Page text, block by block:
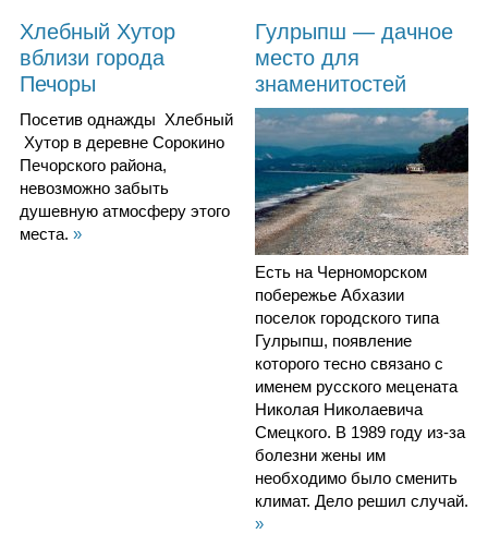
Хлебный Хутор
вблизи города
Печоры
Посетив однажды Хлебный
Хутор в деревне Сорокино
Печорского района,
невозможно забыть
душевную атмосферу этого
места. »
Гулрыпш — дачное
место для
знаменитостей
Есть на Черноморском
побережье Абхазии
поселок городского типа
Гулрыпш, появление
которого тесно связано с
именем русского мецената
Николая Николаевича
Смецкого. В 1989 году из-за
болезни жены им
необходимо было сменить
климат. Дело решил случай.
»